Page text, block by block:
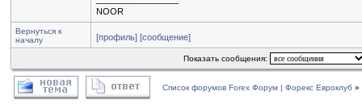
NOOR
Вернуться к
началу
[профиль] [сообщение]
Показать сообщения:
Список форумов Forex Форум | Форекс Евроклуб »